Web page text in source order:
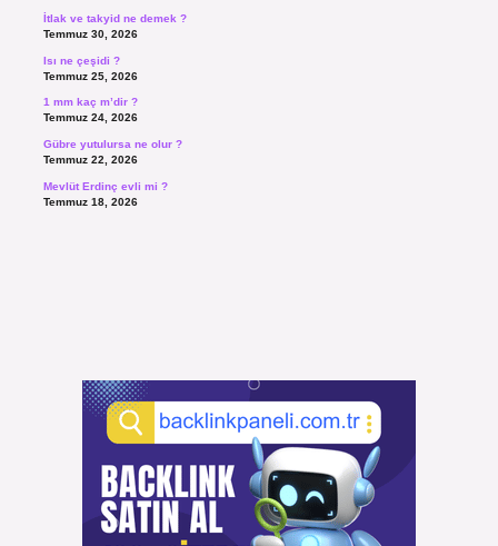
İtlak ve takyid ne demek ?
Temmuz 30, 2026
Isı ne çeşidi ?
Temmuz 25, 2026
1 mm kaç m’dir ?
Temmuz 24, 2026
Gübre yutulursa ne olur ?
Temmuz 22, 2026
Mevlüt Erdinç evli mi ?
Temmuz 18, 2026